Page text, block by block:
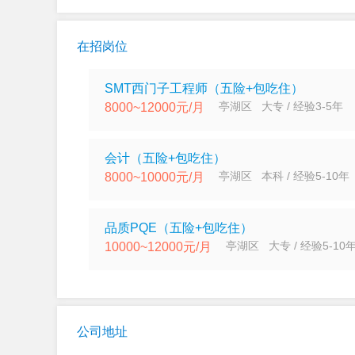
在招岗位
SMT西门子工程师（五险+包吃住）
8000~12000元/月 亭湖区 大专 / 经验3-5年
会计（五险+包吃住）
8000~10000元/月 亭湖区 本科 / 经验5-10年
品质PQE（五险+包吃住）
10000~12000元/月 亭湖区 大专 / 经验5-10
公司地址